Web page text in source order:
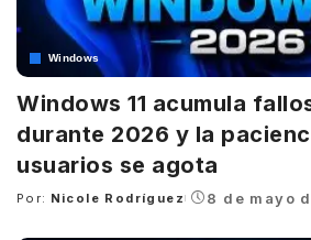
Windows
Windows 11 acumula
durante 2026 y la
usuarios se agota
Posted
Por: Nicole Rodríguez 8 de mayo